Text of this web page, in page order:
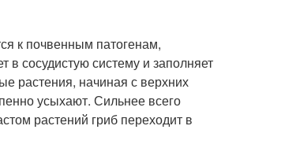
к почвенным патогенам,
сосудистую систему и заполняет
растения, начиная с верхних
усыхают. Сильнее всего
растений гриб переходит в